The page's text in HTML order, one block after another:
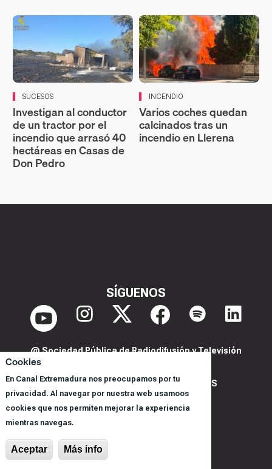
Cookies
En Canal Extremadura nos preocupamos por tu
privacidad. Al navegar por nuestra web usamoos
cookies que nos permiten mejorar la experiencia
mientras navegas.
Aceptar Más info
SUCESOS
Investigan al conductor
de un tractor por el
incendio que arrasó 40
hectáreas en Casas de
Don Pedro
INCENDIO
Varios coches quedan
calcinados tras un
incendio en Llerena
SÍGUENOS
@ Sociedad Pública de Radiodifusión y Televisión
POLITICA DE PRIVACIDAD Y COOKIES